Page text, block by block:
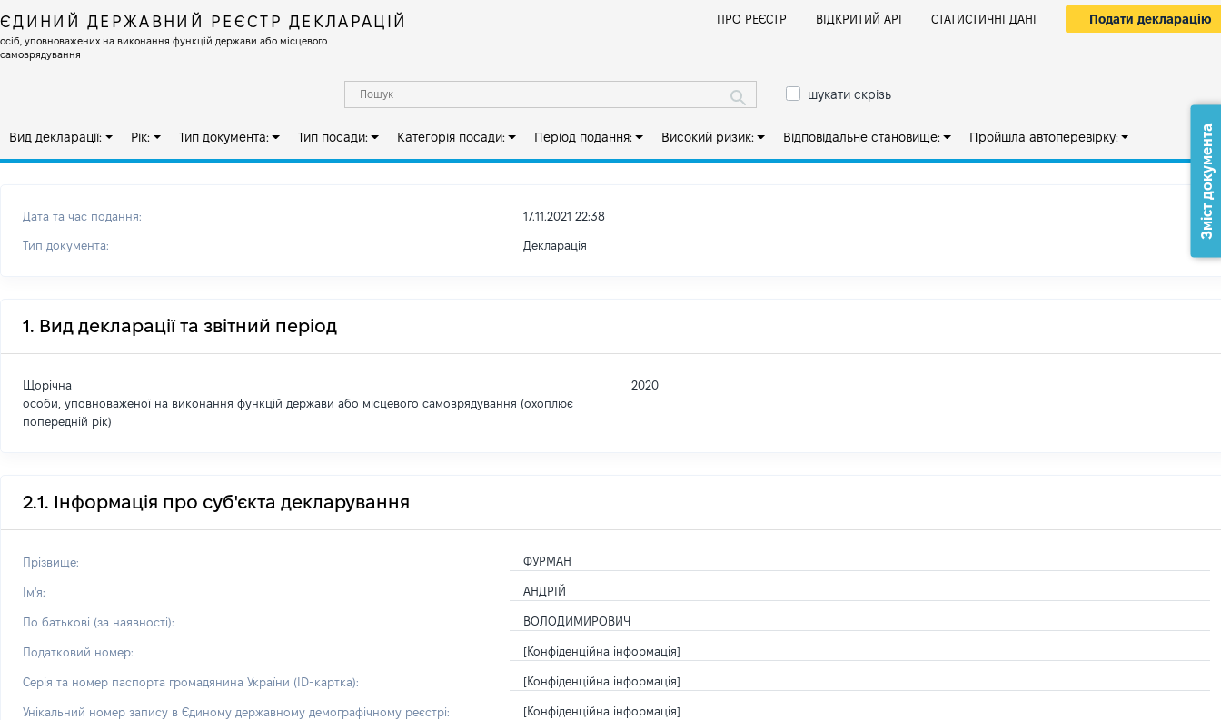
ЄДИНИЙ ДЕРЖАВНИЙ РЕЄСТР ДЕКЛАРАЦІЙ
осіб, уповноважених на виконання функцій держави або місцевого
самоврядування
ПРО РЕЄСТР ВІДКРИТИЙ АРІ СТАТИСТИЧНІ ДАНІ Подати декларацію
шукати скрізь
Вид декларації: Рік: Тип документа: Тип посади: Категорія посади: Період подання: Високий ризик: Відповідальне становище: Пройшла автоперевірку:
Дата та час подання: 17.11.2021 22:38
Тип документа: Декларація
1. Вид декларації та звітний період
Щорічна
особи, уповноваженої на виконання функцій держави або місцевого самоврядування (охоплює
попередній рік)
2020
2.1. Інформація про суб'єкта декларування
Прізвище: ФУРМАН
Ім'я: АНДРІЙ
По батькові (за наявності): ВОЛОДИМИРОВИЧ
Податковий номер: [Конфіденційна інформація]
Серія та номер паспорта громадянина України (ID-картка): [Конфіденційна інформація]
Унікальний номер запису в Єдиному державному демографічному реєстрі: [Конфіденційна інформація]
Зміст документа